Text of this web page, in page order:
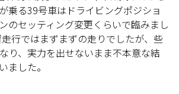
乗る39号車はドライビングポジショ
のセッティング変更くらいで臨みまし
行ではまずまずの走りでしたが、些
り、実力を出せないまま不本意な結
ました。